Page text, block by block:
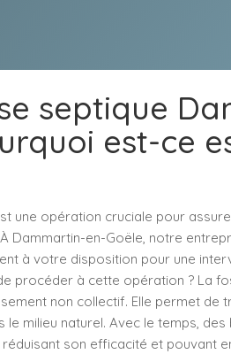
septique
est-ce
une opération cruciale pour
Dammartin-en-Goële, notre
à votre disposition pour une
procéder à cette opération ? La
non collectif. Elle permet de
milieu naturel. Avec le temps,
son efficacité et pouvant